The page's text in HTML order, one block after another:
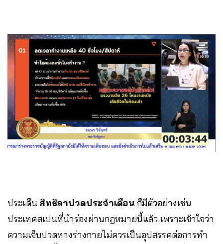
ประเด็น สิทธิลาปวดประจำเดือน ก็มีตัวอย่างเช่น
ประเทศสเปนที่นำร่องผ่านกฎหมายนี้แล้ว เพราะเข้าใจว่า
ความเจ็บปวดทางร่างกายไม่ควรเป็นอุปสรรคต่อการทำ